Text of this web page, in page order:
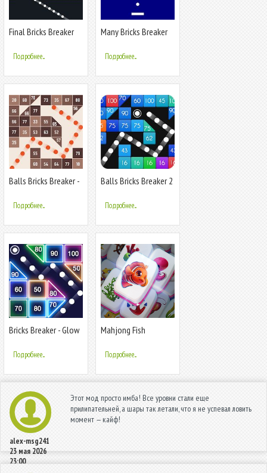
Final Bricks Breaker
Подробнее...
Many Bricks Breaker
Подробнее...
Balls Bricks Breaker -
Подробнее...
Balls Bricks Breaker 2
Подробнее...
Bricks Breaker - Glow
Подробнее...
Mahjong Fish
Подробнее...
alex-msg241
23 мая 2026
23:00
Этот мод просто имба! Все уровни стали еще
прилипательней, а шары так летали, что я не успевал ловить
момент — кайф!